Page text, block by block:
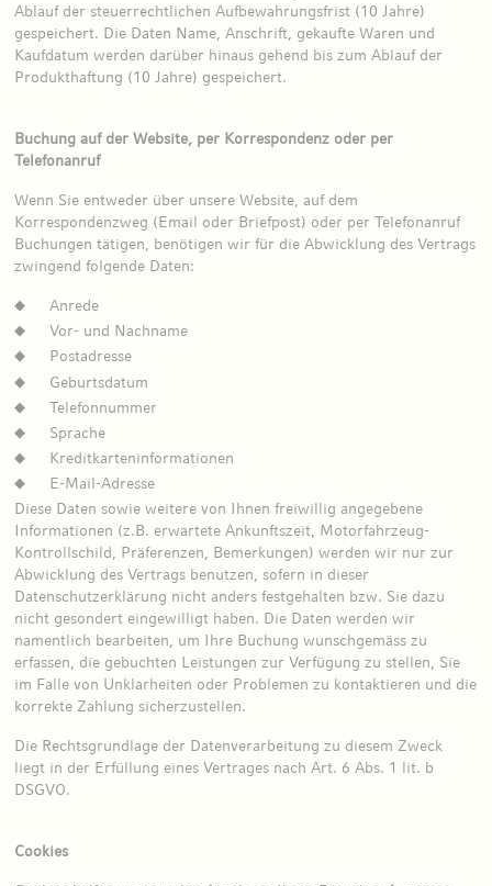
Ablauf der steuerrechtlichen Aufbewahrungsfrist (10 Jahre)
gespeichert. Die Daten Name, Anschrift, gekaufte Waren und
Kaufdatum werden darüber hinaus gehend bis zum Ablauf der
Produkthaftung (10 Jahre) gespeichert.
Buchung auf der Website, per Korrespondenz oder per
Telefonanruf
Wenn Sie entweder über unsere Website, auf dem
Korrespondenzweg (Email oder Briefpost) oder per Telefonanruf
Buchungen tätigen, benötigen wir für die Abwicklung des Vertrags
zwingend folgende Daten:
Anrede
Vor- und Nachname
Postadresse
Geburtsdatum
Telefonnummer
Sprache
Kreditkarteninformationen
E-Mail-Adresse
Diese Daten sowie weitere von Ihnen freiwillig angegebene
Informationen (z.B. erwartete Ankunftszeit, Motorfahrzeug-
Kontrollschild, Präferenzen, Bemerkungen) werden wir nur zur
Abwicklung des Vertrags benutzen, sofern in dieser
Datenschutzerklärung nicht anders festgehalten bzw. Sie dazu
nicht gesondert eingewilligt haben. Die Daten werden wir
namentlich bearbeiten, um Ihre Buchung wunschgemäss zu
erfassen, die gebuchten Leistungen zur Verfügung zu stellen, Sie
im Falle von Unklarheiten oder Problemen zu kontaktieren und die
korrekte Zahlung sicherzustellen.
Die Rechtsgrundlage der Datenverarbeitung zu diesem Zweck
liegt in der Erfüllung eines Vertrages nach Art. 6 Abs. 1 lit. b
DSGVO.
Cookies